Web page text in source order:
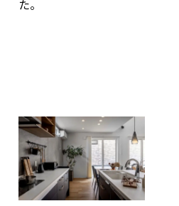
た。